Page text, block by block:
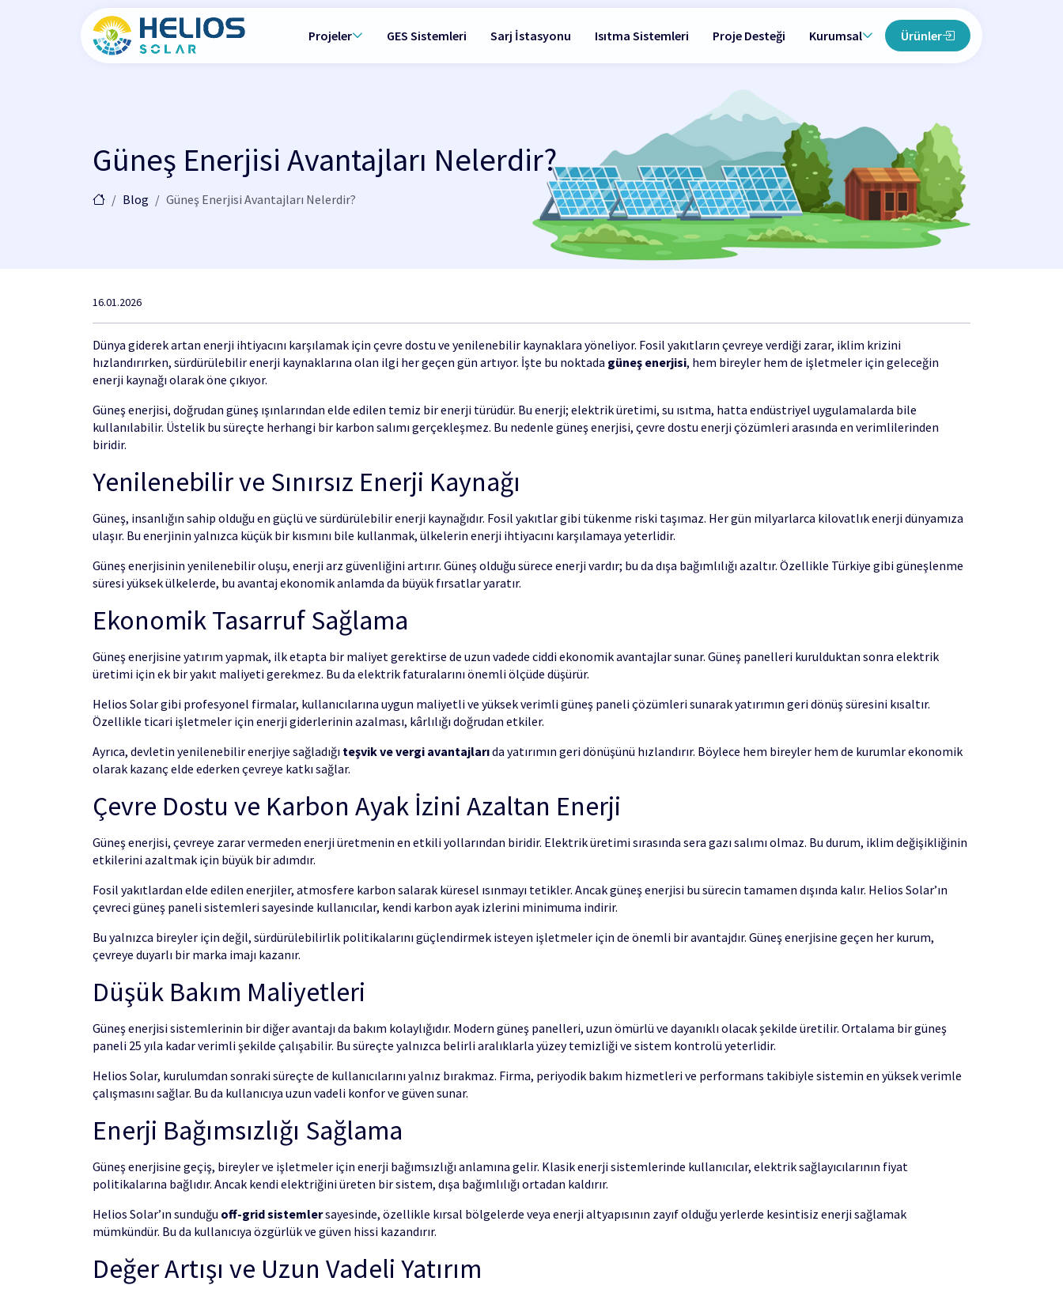
Projeler GES Sistemleri Sarj İstasyonu Isıtma Sistemleri Proje Desteği Kurumsal Ürünler
Güneş Enerjisi Avantajları Nelerdir?
Blog Güneş Enerjisi Avantajları Nelerdir?
16.01.2026
Dünya giderek artan enerji ihtiyacını karşılamak için çevre dostu ve yenilenebilir kaynaklara yöneliyor. Fosil yakıtların çevreye verdiği zarar, iklim krizini
hızlandırırken, sürdürülebilir enerji kaynaklarına olan ilgi her geçen gün artıyor. İşte bu noktada güneş enerjisi, hem bireyler hem de işletmeler için geleceğin
enerji kaynağı olarak öne çıkıyor.
Güneş enerjisi, doğrudan güneş ışınlarından elde edilen temiz bir enerji türüdür. Bu enerji; elektrik üretimi, su ısıtma, hatta endüstriyel uygulamalarda bile
kullanılabilir. Üstelik bu süreçte herhangi bir karbon salımı gerçekleşmez. Bu nedenle güneş enerjisi, çevre dostu enerji çözümleri arasında en verimlilerinden
biridir.
Yenilenebilir ve Sınırsız Enerji Kaynağı
Güneş, insanlığın sahip olduğu en güçlü ve sürdürülebilir enerji kaynağıdır. Fosil yakıtlar gibi tükenme riski taşımaz. Her gün milyarlarca kilovatlık enerji dünyamıza
ulaşır. Bu enerjinin yalnızca küçük bir kısmını bile kullanmak, ülkelerin enerji ihtiyacını karşılamaya yeterlidir.
Güneş enerjisinin yenilenebilir oluşu, enerji arz güvenliğini artırır. Güneş olduğu sürece enerji vardır; bu da dışa bağımlılığı azaltır. Özellikle Türkiye gibi güneşlenme
süresi yüksek ülkelerde, bu avantaj ekonomik anlamda da büyük fırsatlar yaratır.
Ekonomik Tasarruf Sağlama
Güneş enerjisine yatırım yapmak, ilk etapta bir maliyet gerektirse de uzun vadede ciddi ekonomik avantajlar sunar. Güneş panelleri kurulduktan sonra elektrik
üretimi için ek bir yakıt maliyeti gerekmez. Bu da elektrik faturalarını önemli ölçüde düşürür.
Helios Solar gibi profesyonel firmalar, kullanıcılarına uygun maliyetli ve yüksek verimli güneş paneli çözümleri sunarak yatırımın geri dönüş süresini kısaltır.
Özellikle ticari işletmeler için enerji giderlerinin azalması, kârlılığı doğrudan etkiler.
Ayrıca, devletin yenilenebilir enerjiye sağladığı teşvik ve vergi avantajlarıda yatırımın geri dönüşünü hızlandırır. Böylece hem bireyler hem de kurumlar ekonomik
olarak kazanç elde ederken çevreye katkı sağlar.
Çevre Dostu ve Karbon Ayak İzini Azaltan Enerji
Güneş enerjisi, çevreye zarar vermeden enerji üretmenin en etkili yollarından biridir. Elektrik üretimi sırasında sera gazı salımı olmaz. Bu durum, iklim değişikliğinin
etkilerini azaltmak için büyük bir adımdır.
Fosil yakıtlardan elde edilen enerjiler, atmosfere karbon salarak küresel ısınmayı tetikler. Ancak güneş enerjisi bu sürecin tamamen dışında kalır. Helios Solar’ın
çevreci güneş paneli sistemleri sayesinde kullanıcılar, kendi karbon ayak izlerini minimuma indirir.
Bu yalnızca bireyler için değil, sürdürülebilirlik politikalarını güçlendirmek isteyen işletmeler için de önemli bir avantajdır. Güneş enerjisine geçen her kurum,
çevreye duyarlı bir marka imajı kazanır.
Düşük Bakım Maliyetleri
Güneş enerjisi sistemlerinin bir diğer avantajı da bakım kolaylığıdır. Modern güneş panelleri, uzun ömürlü ve dayanıklı olacak şekilde üretilir. Ortalama bir güneş
paneli 25 yıla kadar verimli şekilde çalışabilir. Bu süreçte yalnızca belirli aralıklarla yüzey temizliği ve sistem kontrolü yeterlidir.
Helios Solar, kurulumdan sonraki süreçte de kullanıcılarını yalnız bırakmaz. Firma, periyodik bakım hizmetleri ve performans takibiyle sistemin en yüksek verimle
çalışmasını sağlar. Bu da kullanıcıya uzun vadeli konfor ve güven sunar.
Enerji Bağımsızlığı Sağlama
Güneş enerjisine geçiş, bireyler ve işletmeler için enerji bağımsızlığı anlamına gelir. Klasik enerji sistemlerinde kullanıcılar, elektrik sağlayıcılarının fiyat
politikalarına bağlıdır. Ancak kendi elektriğini üreten bir sistem, dışa bağımlılığı ortadan kaldırır.
Helios Solar’ın sunduğu off-grid sistemlersayesinde, özellikle kırsal bölgelerde veya enerji altyapısının zayıf olduğu yerlerde kesintisiz enerji sağlamak
mümkündür. Bu da kullanıcıya özgürlük ve güven hissi kazandırır.
Değer Artışı ve Uzun Vadeli Yatırım